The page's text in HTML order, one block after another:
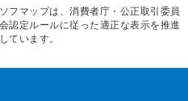
ソフマップは、消費者庁・公正取引委員
会認定ルールに従った適正な表示を推進
しています。